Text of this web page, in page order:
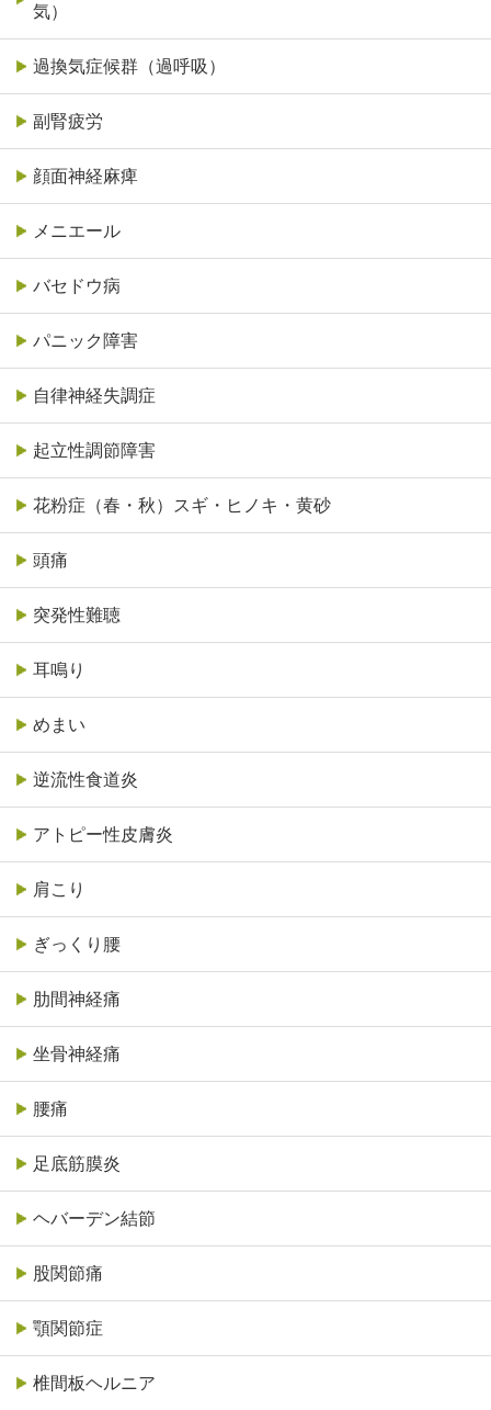
気）
過換気症候群（過呼吸）
副腎疲労
顔面神経麻痺
メニエール
バセドウ病
パニック障害
自律神経失調症
起立性調節障害
花粉症（春・秋）スギ・ヒノキ・黄砂
頭痛
突発性難聴
耳鳴り
めまい
逆流性食道炎
アトピー性皮膚炎
肩こり
ぎっくり腰
肋間神経痛
坐骨神経痛
腰痛
足底筋膜炎
ヘバーデン結節
股関節痛
顎関節症
椎間板ヘルニア